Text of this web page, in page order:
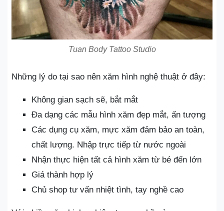
Tuan Body Tattoo Studio
Những lý do tại sao nên xăm hình nghệ thuật ở đây:
Không gian sạch sẽ, bắt mắt
Đa dạng các mẫu hình xăm đẹp mắt, ấn tượng
Các dụng cụ xăm, mực xăm đảm bảo an toàn,
chất lượng. Nhập trực tiếp từ nước ngoài
Nhận thực hiện tất cả hình xăm từ bé đến lớn
Giá thành hợp lý
Chủ shop tư vấn nhiệt tình, tay nghề cao